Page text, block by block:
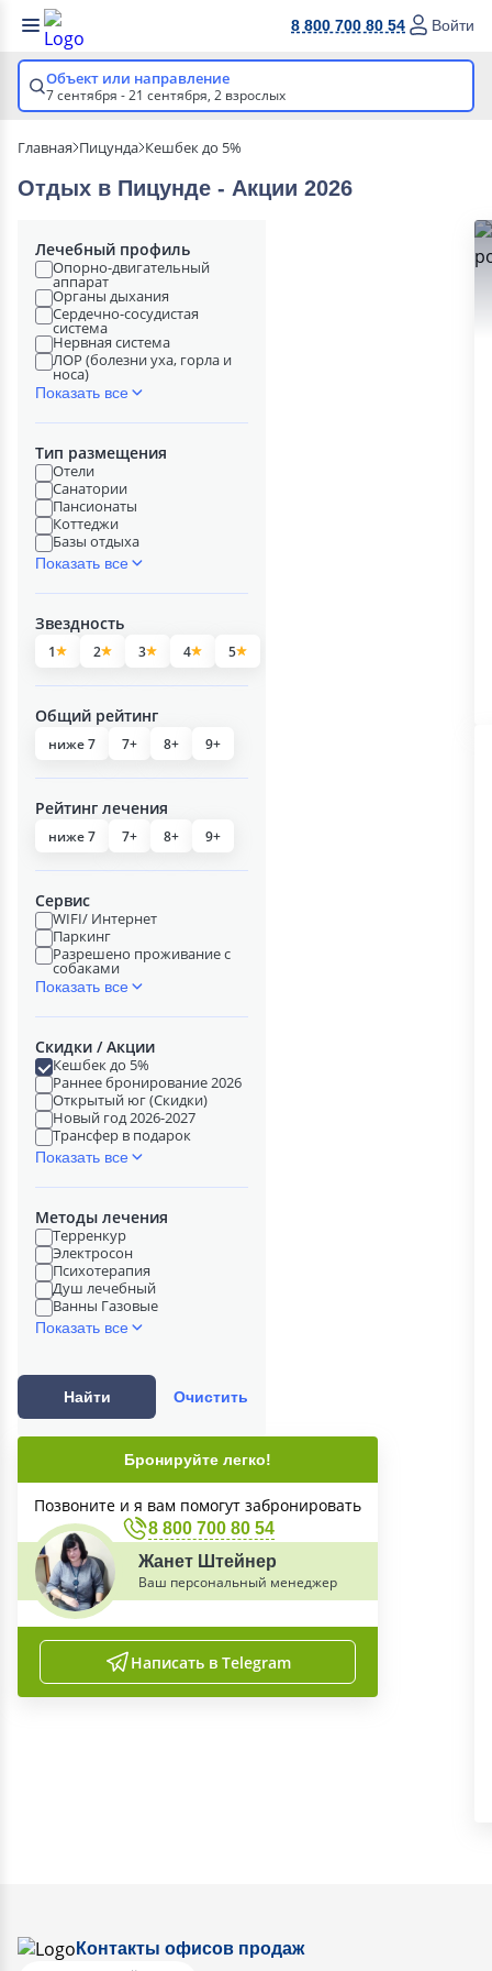
8 800 700 80 54 Войти
Объект или направление
7 сентября - 21 сентября, 2 взрослых
Главная Пицунда Кешбек до 5%
Отдых в Пицунде - Акции 2026
Лечебный профиль
Опорно-двигательный
аппарат
Органы дыхания
Сердечно-сосудистая
система
Нервная система
ЛОР (болезни уха, горла и
носа)
Показать все
Тип размещения
Отели
Санатории
Пансионаты
Коттеджи
Базы отдыха
Показать все
Звездность
1 2 3 4 5
Общий рейтинг
ниже 7 7+ 8+ 9+
Рейтинг лечения
ниже 7 7+ 8+ 9+
Сервис
WIFI/ Интернет
Паркинг
Разрешено проживание с
собаками
Показать все
Скидки / Акции
Кешбек до 5%
Раннее бронирование 2026
Открытый юг (Скидки)
Новый год 2026-2027
Трансфер в подарок
Показать все
Методы лечения
Терренкур
Электросон
Психотерапия
Душ лечебный
Ванны Газовые
Показать все
Найти Очистить
Бронируйте легко!
Позвоните и я вам помогут забронировать
8 800 700 80 54
Жанет Штейнер
Ваш персональный менеджер
Написать в Telegram
Контакты офисов продаж